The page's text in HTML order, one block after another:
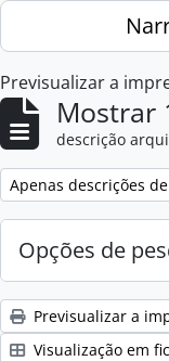
Skip to main content
Previsualizar a
Mostrar
descrição
Remove filter:
Apenas descrições
Opções de
Previsualizar a
Visualização em